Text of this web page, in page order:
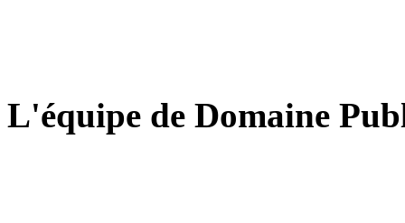
L'équipe de Domaine